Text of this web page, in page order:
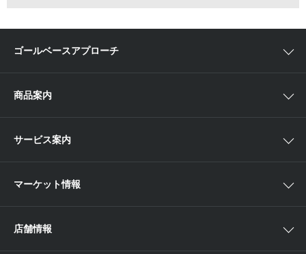
ゴールベースアプローチ
αポート
商品案内
欧米株
サービス案内
取引ツール
マーケット情報
店舗情報